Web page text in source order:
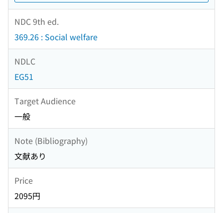
NDC 9th ed.
369.26 : Social welfare
NDLC
EG51
Target Audience
一般
Note (Bibliography)
文献あり
Price
2095円